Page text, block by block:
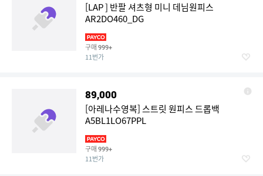
[LAP ] 반팔 셔츠형 미니 데님원피스
AR2DO460_DG
구매 999+
11번가
89,000
[아레나수영복] 스트릿 원피스 드롭백
A5BL1LO67PPL
구매 999+
11번가